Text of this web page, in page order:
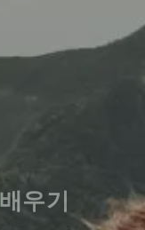
우기